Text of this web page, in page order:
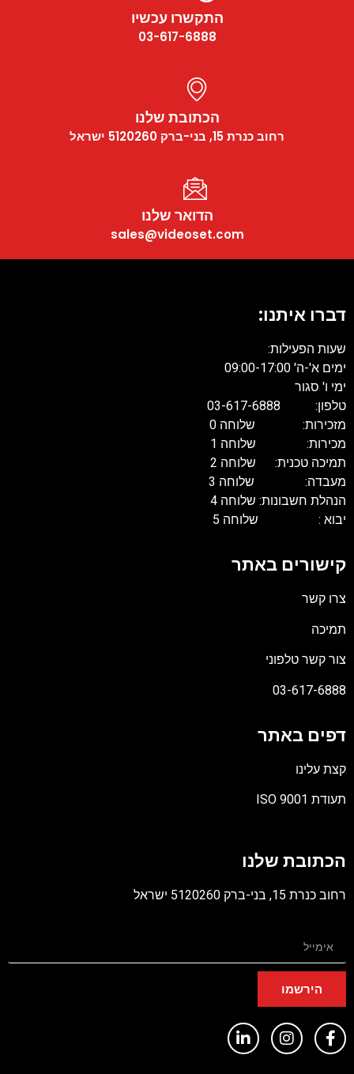
התקשרו עכשיו
03-617-6888
הכתובת שלנו
רחוב כנרת 15, בני-ברק 5120260 ישראל
הדואר שלנו
sales@videoset.com
דברו איתנו:
שעות הפעילות:
ימים א'-ה' 09:00-17:00
ימי ו' סגור
טלפון: 03-617-6888
מזכירות: שלוחה 0
מכירות: שלוחה 1
תמיכה טכנית: שלוחה 2
מעבדה: שלוחה 3
הנהלת חשבונות: שלוחה 4
יבוא : שלוחה 5
קישורים באתר
צרו קשר
תמיכה
צור קשר טלפוני
03-617-6888
דפים באתר
קצת עלינו
תעודת ISO 9001
PDF
הכתובת שלנו
רחוב כנרת 15, בני-ברק 5120260 ישראל
הירשמו